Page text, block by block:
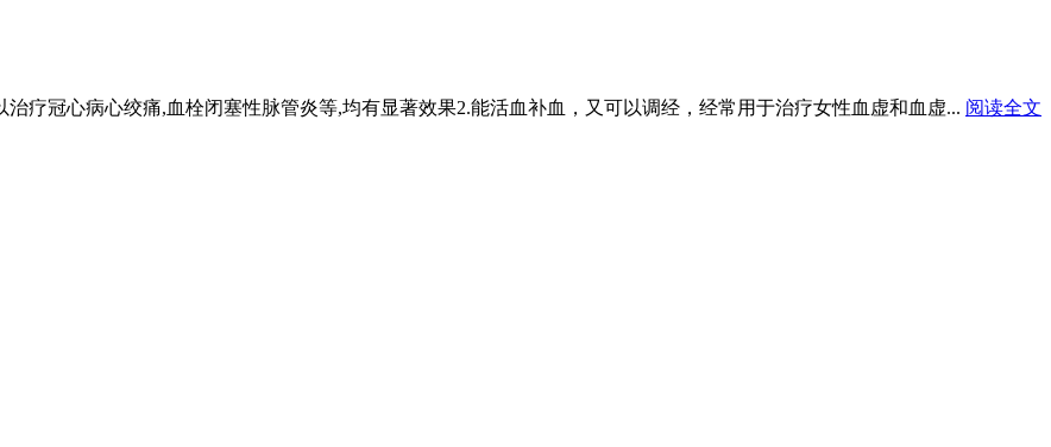
疗冠心病心绞痛,血栓闭塞性脉管炎等,均有显著效果2.能活血补血，又可以调经，经常用于治疗女性血虚和血虚... 阅读全文